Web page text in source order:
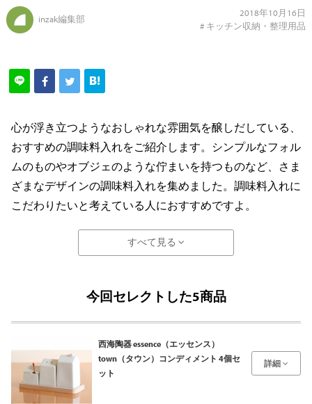
inzak編集部
2018年10月16日
# キッチン収納・整理用品
心が浮き立つようなおしゃれな雰囲気を醸しだしている、
おすすめの調味料入れをご紹介します。シンプルなフォル
ムのものやオブジェのような佇まいを持つものなど、さま
ざまなデザインの調味料入れを集めました。調味料入れに
こだわりたいと考えている人におすすめですよ。
すべて見る
今回セレクトした5商品
西海陶器 essence（エッセンス）
town（タウン）コンディメント 4個セ
ット
詳細